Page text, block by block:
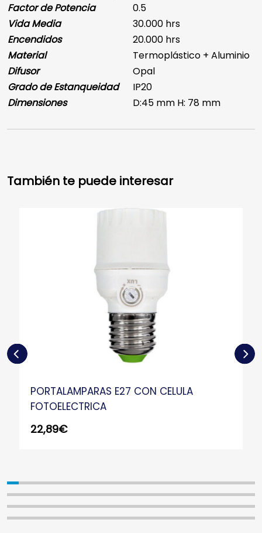
Factor de Potencia
0.5
Vida Media
30.000 hrs
Encendidos
20.000 hrs
Material
Termoplástico + Aluminio
Difusor
Opal
Grado de Estanqueidad
IP20
Dimensiones
D:45 mm H: 78 mm
También te puede interesar
PORTALAMPARAS E27 CON CELULA
FOTOELECTRICA
22,89€